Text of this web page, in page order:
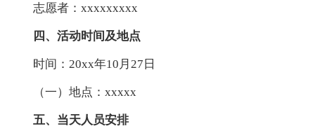
志愿者：xxxxxxxxx
四、活动时间及地点
时间：20xx年10月27日
（一）地点：xxxxx
五、当天人员安排